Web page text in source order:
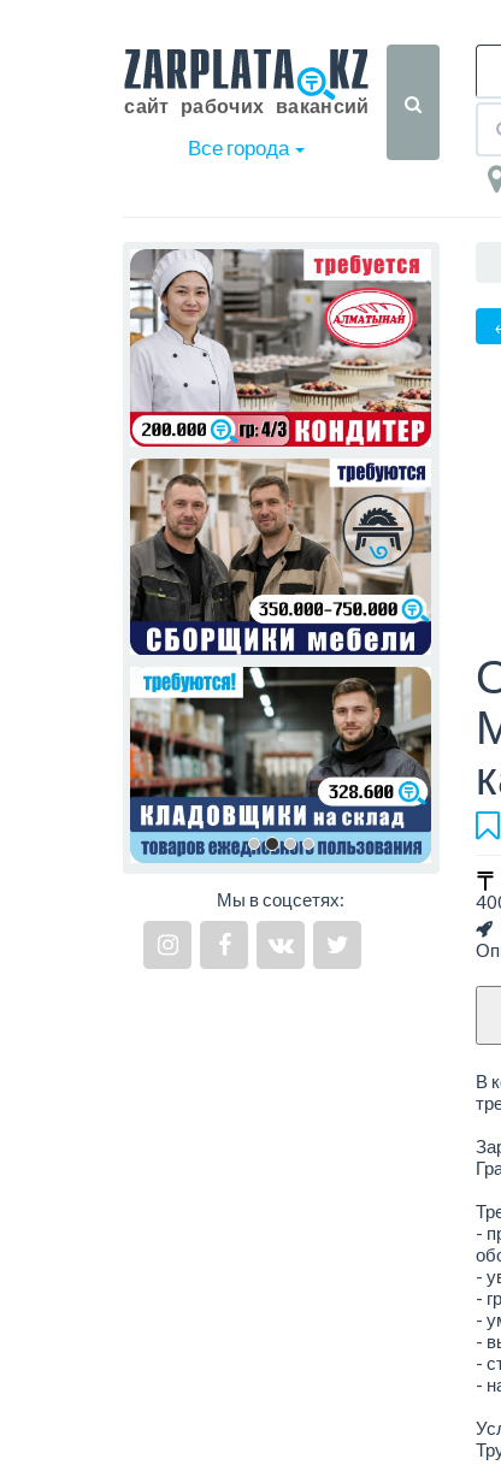
Все города
Мы в соцсетях:
В
-
-
-
-
-
-
-